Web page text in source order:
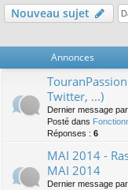
de
Nouveau sujet
Annonces
Twitter, ...)
Dernier message par
Posté dans
Réponses : 6
MAI 2014 -
MAI 2014
Dernier message par